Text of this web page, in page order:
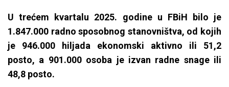
U trećem kvartalu 2025. godine u FBiH bilo je
1.847.000 radno sposobnog stanovništva, od kojih
je 946.000 hiljada ekonomski aktivno ili 51,2
posto, a 901.000 osoba je izvan radne snage ili
48,8 posto.